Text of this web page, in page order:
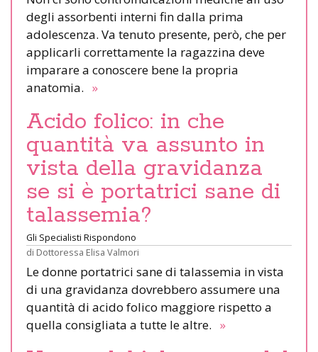
degli assorbenti interni fin dalla prima
adolescenza. Va tenuto presente, però, che per
applicarli correttamente la ragazzina deve
imparare a conoscere bene la propria
anatomia. »
Acido folico: in che
quantità va assunto in
vista della gravidanza
se si è portatrici sane di
talassemia?
Gli Specialisti Rispondono
di Dottoressa Elisa Valmori
Le donne portatrici sane di talassemia in vista
di una gravidanza dovrebbero assumere una
quantità di acido folico maggiore rispetto a
quella consigliata a tutte le altre. »